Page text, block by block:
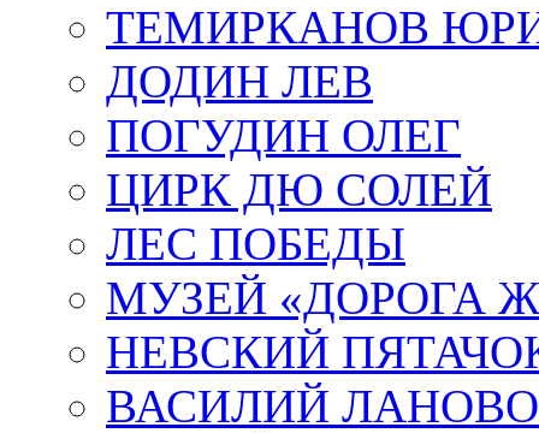
ТЕМИРКАНОВ
ДОДИН ЛЕВ
ПОГУДИН ОЛЕГ
ЦИРК ДЮ СОЛЕЙ
ЛЕС ПОБЕДЫ
МУЗЕЙ «ДОРОГА
НЕВСКИЙ
ВАСИЛИЙ